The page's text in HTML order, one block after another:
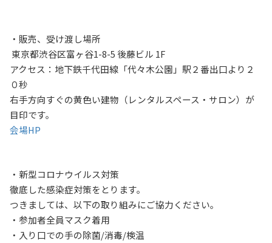
・販売、受け渡し場所
東京都渋谷区富ヶ谷1-8-5 後藤ビル 1F
アクセス：地下鉄千代田線「代々木公園」駅２番出口より２
０秒
右手方向すぐの黄色い建物（レンタルスペース・サロン）が
目印です。
会場HP
・新型コロナウイルス対策
徹底した感染症対策をとります。
つきましては、以下の取り組みにご協力ください。
・参加者全員マスク着用
・入り口での手の除菌/消毒/検温